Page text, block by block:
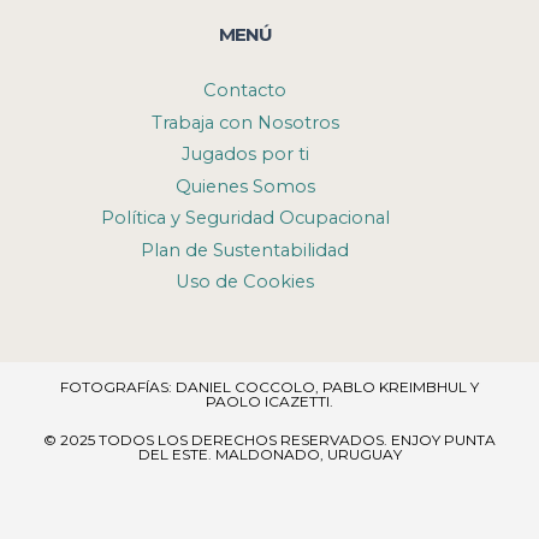
MENÚ
Contacto
Trabaja con Nosotros
Jugados por ti
Quienes Somos
Política y Seguridad Ocupacional
Plan de Sustentabilidad
Uso de Cookies
FOTOGRAFÍAS: DANIEL COCCOLO, PABLO KREIMBHUL Y
PAOLO ICAZETTI.
© 2025 TODOS LOS DERECHOS RESERVADOS​. ENJOY PUNTA
DEL ESTE. MALDONADO, URUGUAY